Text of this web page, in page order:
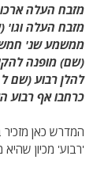
מזבח העלה
מזבח העלה וגו'
ממשמע שנ' חמש
(שם) מופנה
להלן רבוע (שם
כרחבו אף רבוע
המדרש כאן
'רבוע' מכיון שהיא